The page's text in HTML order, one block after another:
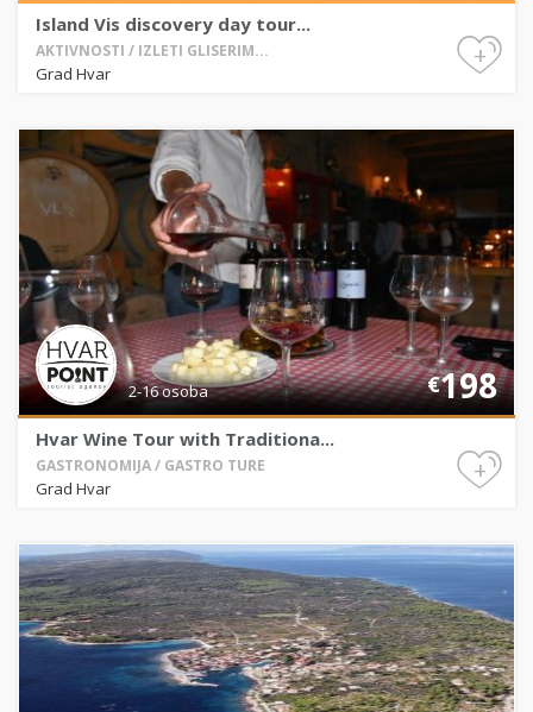
Island Vis discovery day tour...
AKTIVNOSTI / IZLETI GLISERIM...
Grad Hvar
+
2-16 osoba €198
Hvar Wine Tour with Traditiona...
GASTRONOMIJA / GASTRO TURE
Grad Hvar
+